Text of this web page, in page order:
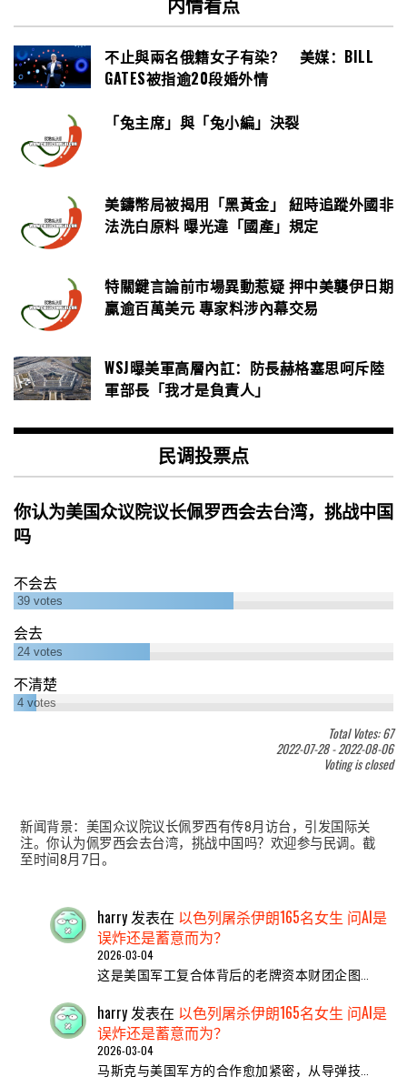
不止與兩名俄籍女子有染？ 美媒：BILL
GATES被指逾20段婚外情
「兔主席」與「兔小編」決裂
美鑄幣局被揭用「黑黃金」 紐時追蹤外國非
法洗白原料 曝光違「國產」規定
特關鍵言論前市場異動惹疑 押中美襲伊日期
贏逾百萬美元 專家料涉內幕交易
WSJ曝美軍高層內訌：防長赫格塞思呵斥陸
軍部長「我才是負責人」
民调投票点
你认为美国众议院议长佩罗西会去台湾，挑战中国
吗
不会去
39 votes
会去
24 votes
不清楚
4 votes
Total Votes: 67
2022-07-28-2022-08-06
Voting is closed
新闻背景：美国众议院议长佩罗西有传8月访台，引发国际关
注。你认为佩罗西会去台湾，挑战中国吗？欢迎参与民调。截
至时间8月7日。
harry发表在 以色列屠杀伊朗165名女生 问AI是
误炸还是蓄意而为？
2026-03-04
这是美国军工复合体背后的老牌资本财团企图…
harry 发表在 以色列屠杀伊朗165名女生 问AI是
误炸还是蓄意而为？
2026-03-04
马斯克与美国军方的合作愈加紧密，从导弹技…